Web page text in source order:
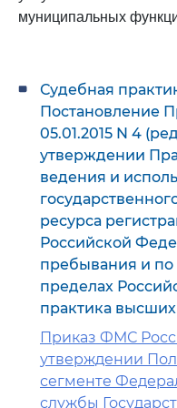
муниципальных
Судебная
Постановление
05.01.2015 N 4
утверждении
ведения и
ресурса
Российской
пребывания и по
пределах
практика
Приказ ФМС
утверждении
сегменте
службы